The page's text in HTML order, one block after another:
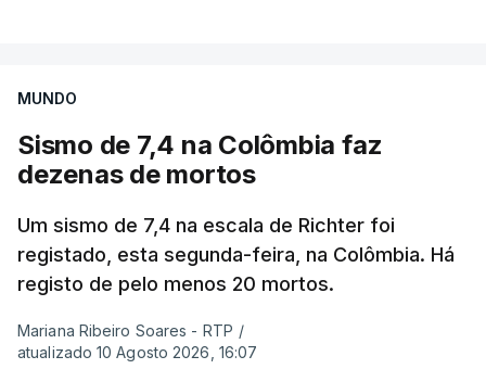
MUNDO
Sismo de 7,4 na Colômbia faz
dezenas de mortos
Um sismo de 7,4 na escala de Richter foi
registado, esta segunda-feira, na Colômbia. Há
registo de pelo menos 20 mortos.
Mariana Ribeiro Soares - RTP /
atualizado 10 Agosto 2026, 16:07